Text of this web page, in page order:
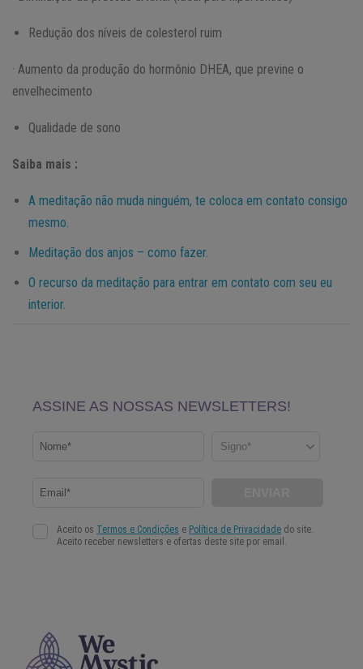
Redução dos níveis de colesterol ruim
· Aumento da produção do hormônio DHEA, que previne o
envelhecimento
Qualidade de sono
Saiba mais :
A meditação não muda ninguém, te coloca em contato consigo
mesmo.
Meditação dos anjos – como fazer.
O recurso da meditação para entrar em contato com seu eu
interior.